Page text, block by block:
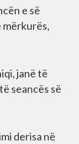
e së
mërkurës,
janë të
seancës së
derisa në